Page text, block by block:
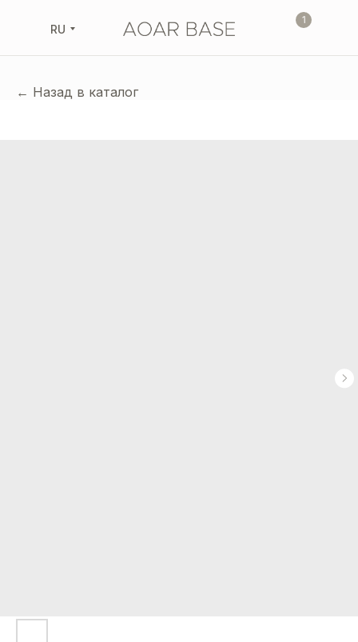
1
RU
← Назад в каталог